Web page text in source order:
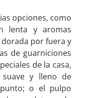
opciones, como
lenta y aromas
por fuera y
de guarniciones
de la casa,
y lleno de
o el pulpo